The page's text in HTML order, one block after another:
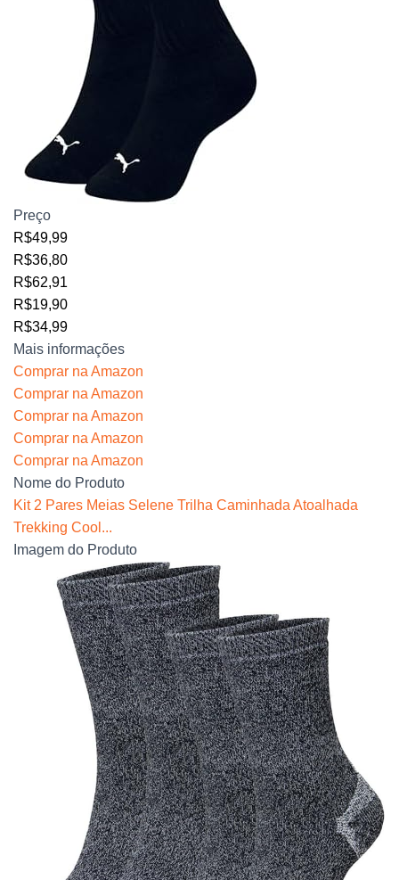
Preço
R$49,99
R$36,80
R$62,91
R$19,90
R$34,99
Mais informações
Comprar na Amazon
Comprar na Amazon
Comprar na Amazon
Comprar na Amazon
Comprar na Amazon
Nome do Produto
Kit 2 Pares Meias Selene Trilha Caminhada Atoalhada
Trekking Cool...
Imagem do Produto